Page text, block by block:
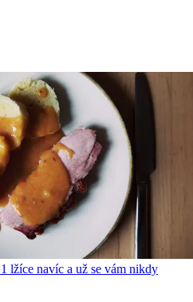
lžíce navíc a už se vám nikdy